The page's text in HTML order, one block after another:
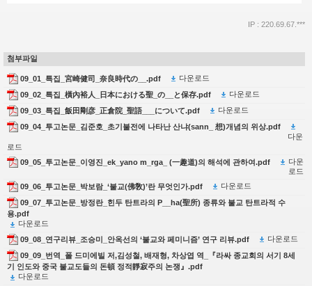
IP : 220.69.67.***
첨부파일
09_01_특집_宮崎健司_奈良時代の__.pdf
다운로드
09_02_특집_橫內裕人_日本における聖_の__と保存.pdf
다운로드
09_03_특집_飯田剛彦_正倉院_聖語___について.pdf
다운로드
09_04_투고논문_김준호_초기불전에 나타난 산냐(sann_ 想)개념의 위상.pdf
다운
로드
09_05_투고논문_이영진_ek_yano m_rga_ (一趣道)의 해석에 관하여.pdf 다운
로드
09_06_투고논문_박보람_‘불교(佛敎)’란 무엇인가.pdf
다운로드
09_07_투고논문_방정란_힌두 탄트라의 P__ha(聖所) 종류와 불교 탄트라적 수
용.pdf
다운로드
09_08_연구리뷰_조승미_안옥선의 ‘불교와 페미니즘’ 연구 리뷰.pdf
다운로드
09_09_번역_폴 드미에빌 저,김성철, 배재형, 차상엽 역_『라싸 종교회의 서기 8세
기 인도와 중국 불교도들의 돈頓 정적靜寂주의 논쟁』.pdf
다운로드